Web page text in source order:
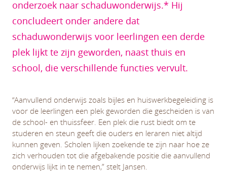
onderzoek naar schaduwonderwijs.* Hij
concludeert onder andere dat
schaduwonderwijs voor leerlingen een derde
plek lijkt te zijn geworden, naast thuis en
school, die verschillende functies vervult.
“Aanvullend onderwijs zoals bijles en huiswerkbegeleiding is
voor de leerlingen een plek geworden die gescheiden is van
de school- en thuissfeer. Een plek die rust biedt om te
studeren en steun geeft die ouders en leraren niet altijd
kunnen geven. Scholen lijken zoekende te zijn naar hoe ze
zich verhouden tot die afgebakende positie die aanvullend
onderwijs lijkt in te nemen,” stelt Jansen.